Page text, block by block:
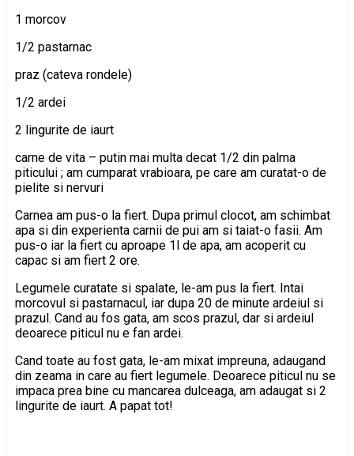
1 morcov
1/2 pastarnac
praz (cateva rondele)
1/2 ardei
2 lingurite de iaurt
carne de vita – putin mai multa decat 1/2 din palma
piticului ; am cumparat vrabioara, pe care am curatat-o de
pielite si nervuri
Carnea am pus-o la fiert. Dupa primul clocot, am schimbat
apa si din experienta carnii de pui am si taiat-o fasii. Am
pus-o iar la fiert cu aproape 1l de apa, am acoperit cu
capac si am fiert 2 ore.
Legumele curatate si spalate, le-am pus la fiert. Intai
morcovul si pastarnacul, iar dupa 20 de minute ardeiul si
prazul. Cand au fos gata, am scos prazul, dar si ardeiul
deoarece piticul nu e fan ardei.
Cand toate au fost gata, le-am mixat impreuna, adaugand
din zeama in care au fiert legumele. Deoarece piticul nu se
impaca prea bine cu mancarea dulceaga, am adaugat si 2
lingurite de iaurt. A papat tot!